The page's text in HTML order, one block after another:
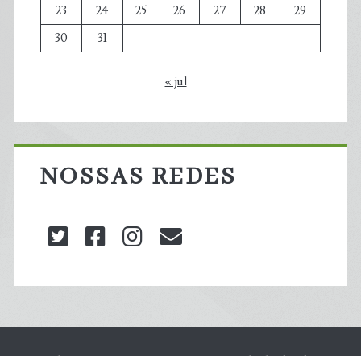
23
24 25 26 27 28
29
30
31
« jul
NOSSAS REDES
twitterfacebookinstagram